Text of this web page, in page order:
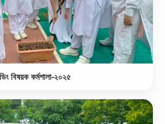
বিষয়ক কর্মশালা-২০২৫